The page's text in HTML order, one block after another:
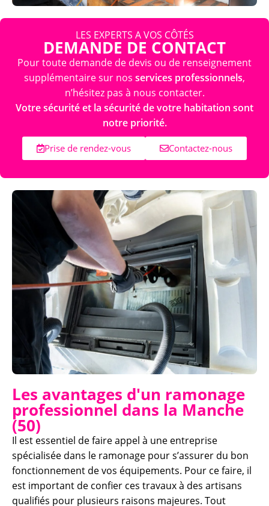
LES EXPERTS A VOS CÔTÉS
DEMANDE DE CONTACT
Pour toute demande de devis ou de renseignement
supplémentaire sur nos services professionnels,
n’hésitez pas à nous contacter.
Votre sécurité et la sécurité de votre habitation sont
notre priorité.
Prise de rendez-vous Contactez-nous
Les avantages d'un ramonage
professionnel dans la Manche
(50)
Il est essentiel de faire appel à une entreprise
spécialisée dans le ramonage pour s’assurer du bon
fonctionnement de vos équipements. Pour ce faire, il
est important de confier ces travaux à des artisans
qualifiés pour plusieurs raisons majeures. Tout